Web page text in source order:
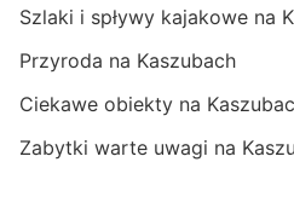
Szlaki i spływy kajakowe na
Przyroda na Kaszubach
Ciekawe obiekty na
Zabytki warte uwagi na